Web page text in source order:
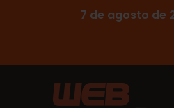
7 de agosto de